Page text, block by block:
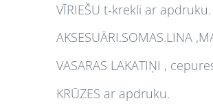
VĪRIEŠU t-krekli ar apdruku.
AKSESUĀRI.SOMAS.LINA
VASARAS LAKATIŅI ,
KRŪZES ar apdruku.